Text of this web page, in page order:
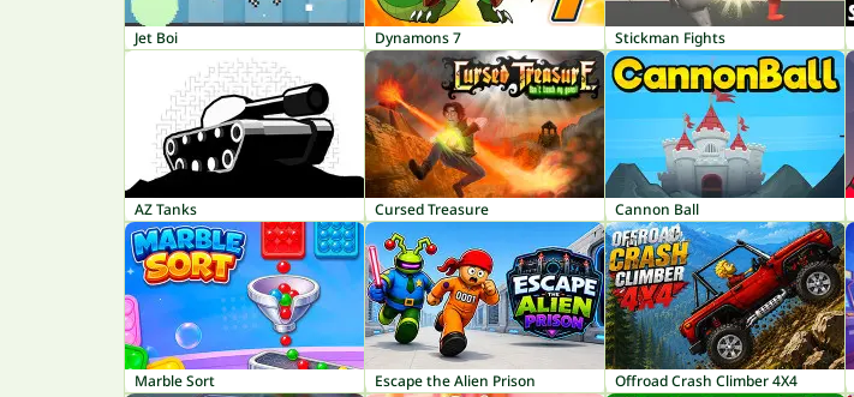
Jet Boi Dynamons 7 Stickman Fights
AZ Tanks Cursed Treasure Cannon Ball
Marble Sort Escape the Alien Prison Offroad Crash Climber 4X4